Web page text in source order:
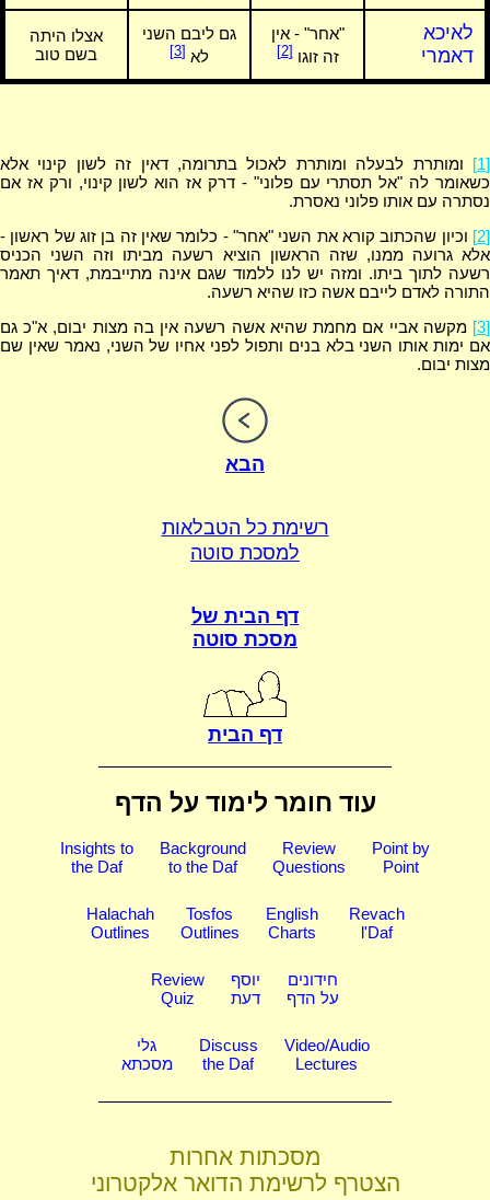
לאיכא
דאמרי
"אחר" - אין
זה זוגו[2]
גם ליבם השני
לא [3]
אצלו היתה
בשם טוב
[1]
ומותרת לבעלה ומותרת לאכול בתרומה, דאין זה לשון קינוי אלא
כשאומר לה "אל תסתרי עם פלוני" - דרק אז הוא לשון קינוי, ורק אז אם
נסתרה עם אותו פלוני נאסרת.
[2]
וכיון שהכתוב קורא את השני "אחר" - כלומר שאין זה בן זוג של ראשון -
אלא גרועה ממנו, שזה הראשון הוציא רשעה מביתו וזה השני הכניס
רשעה לתוך ביתו. ומזה יש לנו ללמוד שגם אינה מתייבמת, דאיך תאמר
התורה לאדם לייבם אשה כזו שהיא רשעה.
[3]
מקשה אביי אם מחמת שהיא אשה רשעה אין בה מצות יבום, א"כ גם
אם ימות אותו השני בלא בנים ותפול לפני אחיו של השני, נאמר שאין שם
מצות יבום.
הבא
רשימת כל הטבלאות
למסכת סוטה
דף הבית של
מסכת סוטה
דף הבית
עוד חומר לימוד על הדף
Insights to
the Daf
Background
to the Daf
Review
Questions
Point by
Point
Halachah
Outlines
Tosfos
Outlines
English
Charts
Revach
l'Daf
Review
Quiz
יוסף
דעת
חידונים
על הדף
גלי
מסכתא
Discuss
the Daf
Video/Audio
Lectures
מסכתות אחרות
הצטרף לרשימת הדואר אלקטרוני